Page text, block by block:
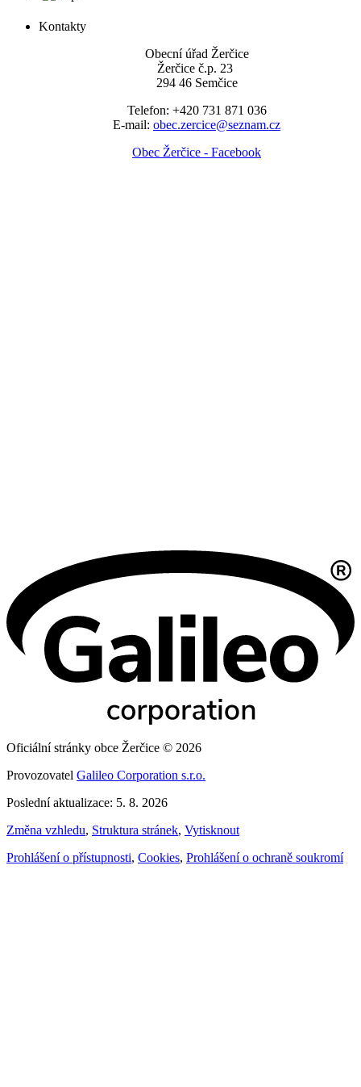
Kontakty
Obecní úřad Žerčice
Žerčice č.p. 23
294 46 Semčice
Telefon: +420 731 871 036
E-mail: obec.zercice@seznam.cz
Obec Žerčice - Facebook
Oficiální stránky obce Žerčice © 2026
Provozovatel Galileo Corporation s.r.o.
Poslední aktualizace: 5. 8. 2026
Změna vzhledu, Struktura stránek, Vytisknout
Prohlášení o přístupnosti, Cookies, Prohlášení o ochraně soukromí